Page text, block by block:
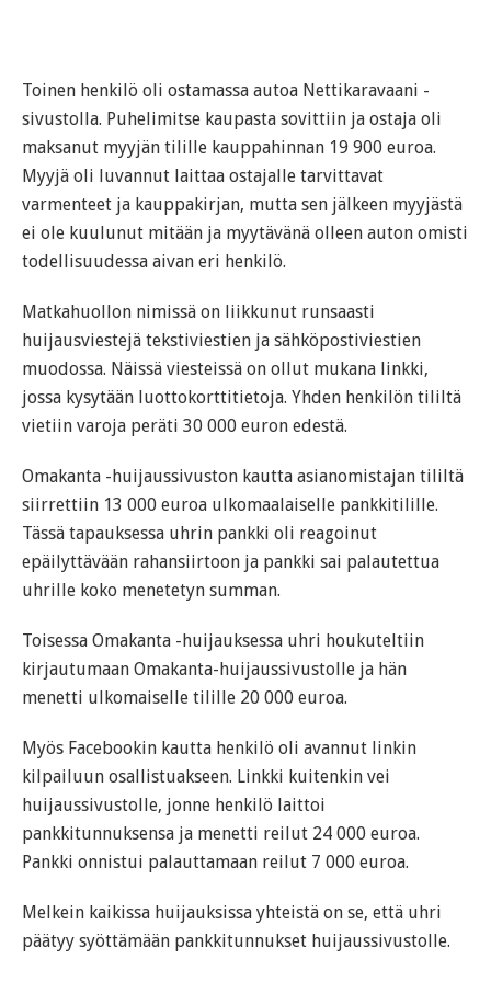
Toinen henkilö oli ostamassa autoa Nettikaravaani -
sivustolla. Puhelimitse kaupasta sovittiin ja ostaja oli
maksanut myyjän tilille kauppahinnan 19 900 euroa.
Myyjä oli luvannut laittaa ostajalle tarvittavat
varmenteet ja kauppakirjan, mutta sen jälkeen myyjästä
ei ole kuulunut mitään ja myytävänä olleen auton omisti
todellisuudessa aivan eri henkilö.
Matkahuollon nimissä on liikkunut runsaasti
huijausviestejä tekstiviestien ja sähköpostiviestien
muodossa. Näissä viesteissä on ollut mukana linkki,
jossa kysytään luottokorttitietoja. Yhden henkilön tililtä
vietiin varoja peräti 30 000 euron edestä.
Omakanta -huijaussivuston kautta asianomistajan tililtä
siirrettiin 13 000 euroa ulkomaalaiselle pankkitilille.
Tässä tapauksessa uhrin pankki oli reagoinut
epäilyttävään rahansiirtoon ja pankki sai palautettua
uhrille koko menetetyn summan.
Toisessa Omakanta -huijauksessa uhri houkuteltiin
kirjautumaan Omakanta-huijaussivustolle ja hän
menetti ulkomaiselle tilille 20 000 euroa.
Myös Facebookin kautta henkilö oli avannut linkin
kilpailuun osallistuakseen. Linkki kuitenkin vei
huijaussivustolle, jonne henkilö laittoi
pankkitunnuksensa ja menetti reilut 24 000 euroa.
Pankki onnistui palauttamaan reilut 7 000 euroa.
Melkein kaikissa huijauksissa yhteistä on se, että uhri
päätyy syöttämään pankkitunnukset huijaussivustolle.